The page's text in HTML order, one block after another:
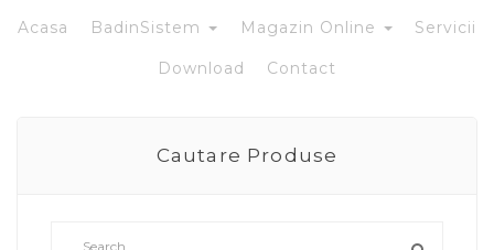
Acasa BadinSistem Magazin Online Servicii
Download Contact
Cautare Produse